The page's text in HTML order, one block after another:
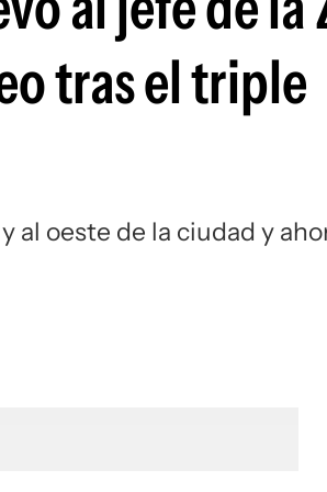
tras el triple
al oeste de la ciudad y